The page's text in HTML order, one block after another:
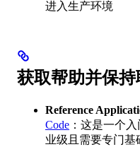
进入生产环境
获取帮助并保持
Reference
Code ：这是一个
业级且需要专门基